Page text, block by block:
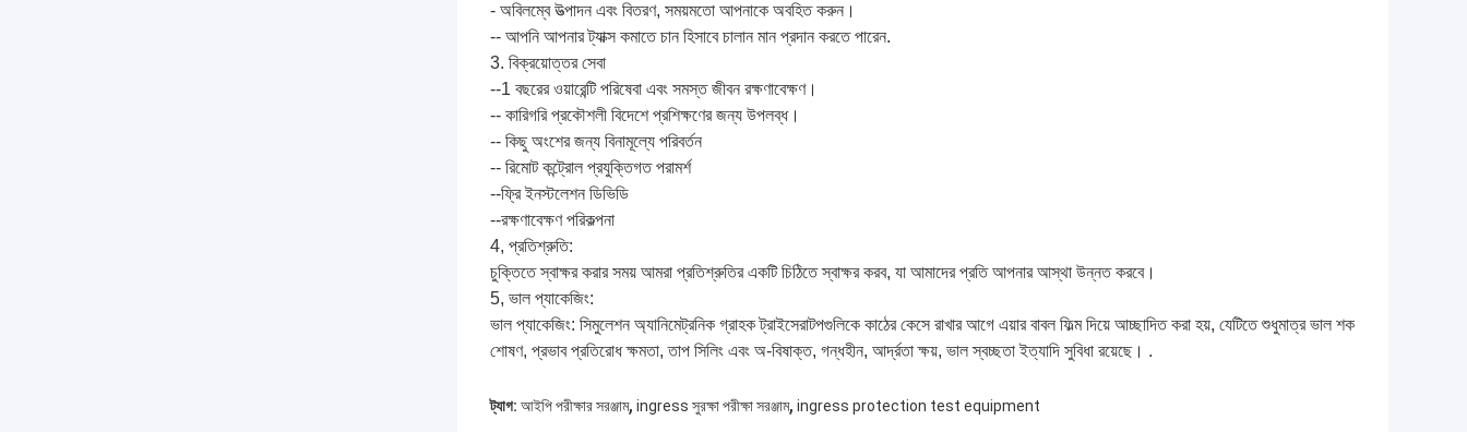
- অবিলম্বে উত্পাদন এবং বিতরণ, সময়মতো আপনাকে অবহিত করুন।
-- আপনি আপনার ট্যাক্স কমাতে চান হিসাবে চালান মান প্রদান করতে পারেন.
3. বিক্রয়োত্তর সেবা
--1 বছরের ওয়ারেন্টি পরিষেবা এবং সমস্ত জীবন রক্ষণাবেক্ষণ।
-- কারিগরি প্রকৌশলী বিদেশে প্রশিক্ষণের জন্য উপলব্ধ।
-- কিছু অংশের জন্য বিনামূল্যে পরিবর্তন
-- রিমোট কন্ট্রোল প্রযুক্তিগত পরামর্শ
--ফ্রি ইনস্টলেশন ডিভিডি
--রক্ষণাবেক্ষণ পরিকল্পনা
4, প্রতিশ্রুতি:
চুক্তিতে স্বাক্ষর করার সময় আমরা প্রতিশ্রুতির একটি চিঠিতে স্বাক্ষর করব, যা আমাদের প্রতি আপনার আস্থা উন্নত করবে।
5, ভাল প্যাকেজিং:
ভাল প্যাকেজিং: সিমুলেশন অ্যানিমেট্রনিক গ্রাহক ট্রাইসেরাটপগুলিকে কাঠের কেসে রাখার আগে এয়ার বাবল ফিল্ম দিয়ে আচ্ছাদিত করা হয়, যেটিতে শুধুমাত্র ভাল শক
শোষণ, প্রভাব প্রতিরোধ ক্ষমতা, তাপ সিলিং এবং অ-বিষাক্ত, গন্ধহীন, আর্দ্রতা ক্ষয়, ভাল স্বচ্ছতা ইত্যাদি সুবিধা রয়েছে। .
ট্যাগ: আইপি পরীক্ষার সরঞ্জাম, ingress সুরক্ষা পরীক্ষা সরঞ্জাম, ingress protection test equipment